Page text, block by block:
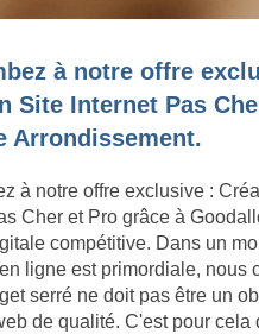
à notre offre
Site Internet Pas
Arrondissement.
à notre offre exclusive :
Cher et Pro grâce à
compétitive. Dans un
ligne est primordiale, nous
serré ne doit pas être un
de qualité. C'est pour cela